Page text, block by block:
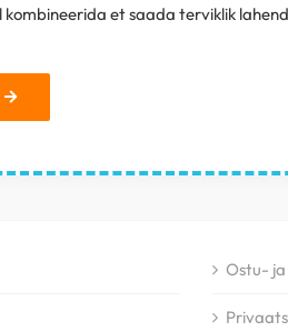
et saada terviklik
Ostu-